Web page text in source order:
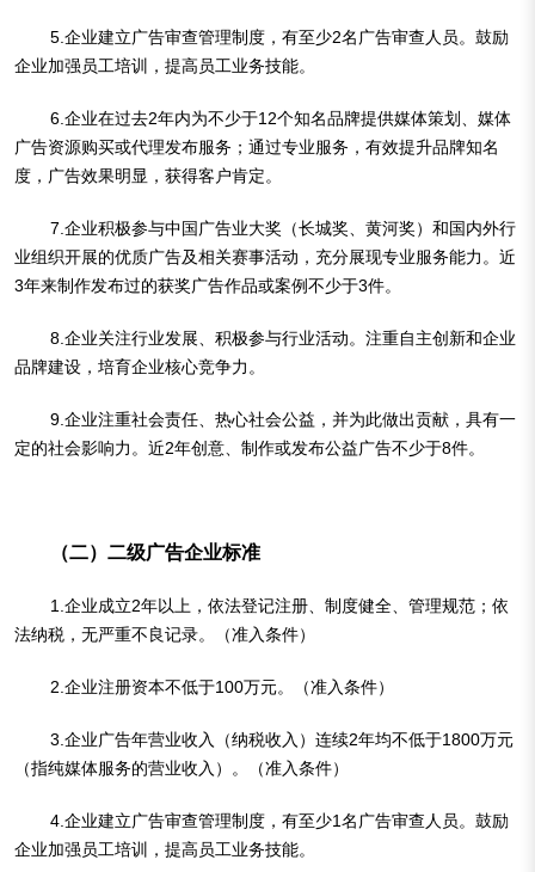
5.企业建立广告审查管理制度，有至少2名广告审查人员。鼓励
企业加强员工培训，提高员工业务技能。
6.企业在过去2年内为不少于12个知名品牌提供媒体策划、媒体
广告资源购买或代理发布服务；通过专业服务，有效提升品牌知名
度，广告效果明显，获得客户肯定。
7.企业积极参与中国广告业大奖（长城奖、黄河奖）和国内外行
业组织开展的优质广告及相关赛事活动，充分展现专业服务能力。近
3年来制作发布过的获奖广告作品或案例不少于3件。
8.企业关注行业发展、积极参与行业活动。注重自主创新和企业
品牌建设，培育企业核心竞争力。
9.企业注重社会责任、热心社会公益，并为此做出贡献，具有一
定的社会影响力。近2年创意、制作或发布公益广告不少于8件。
（二）二级广告企业标准
1.企业成立2年以上，依法登记注册、制度健全、管理规范；依
法纳税，无严重不良记录。（准入条件）
2.企业注册资本不低于100万元。（准入条件）
3.企业广告年营业收入（纳税收入）连续2年均不低于1800万元
（指纯媒体服务的营业收入）。（准入条件）
4.企业建立广告审查管理制度，有至少1名广告审查人员。鼓励
企业加强员工培训，提高员工业务技能。